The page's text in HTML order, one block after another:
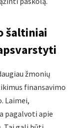
šaltiniai
žmonių
finansavimo
Laimei,
pagalvoti apie